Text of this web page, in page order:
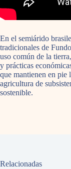
En el semiárido
tradicionales de
uso común de la
y prácticas
que mantienen en pie
agricultura de
sostenible.
Relacionadas